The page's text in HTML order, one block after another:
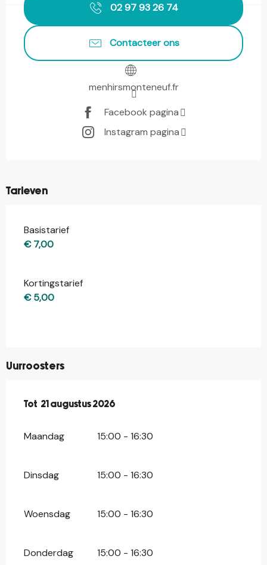
02 97 93 26 74
Contacteer ons
menhirsmonteneuf.fr
Facebook pagina
Instagram pagina
Tarieven
Basistarief
€ 7,00
Kortingstarief
€ 5,00
Uurroosters
Vanaf17 juli 2026tot
Tot 21 augustus 2026
Maandag 15:00 - 16:30
Dinsdag 15:00 - 16:30
Woensdag 15:00 - 16:30
Donderdag 15:00 - 16:30